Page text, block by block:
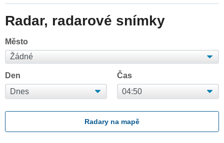
Radar, radarové snímky
Město
Den Čas
Radary na mapě